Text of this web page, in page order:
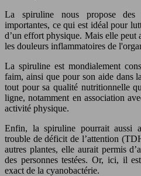
La spiruline nous propose des
importantes, ce qui est idéal pour
d’un effort physique. Mais elle peut
les douleurs inflammatoires de
La spiruline est mondialement
faim, ainsi que pour son aide dans
tout pour sa qualité nutritionnelle
ligne, notamment en association
activité physique.
Enfin, la spiruline pourrait aussi
trouble de déficit de l’attention
autres plantes, elle aurait permis
des personnes testées. Or, ici, il
exact de la cyanobactérie.